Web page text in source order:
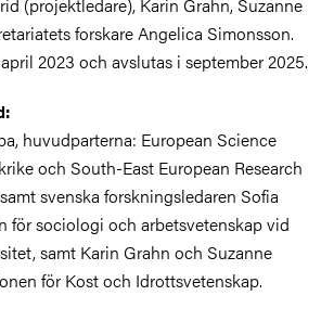
forskare Angelica Simonsson.
2023 och avslutas i september 2025.
huvudparterna: European Science
och South-East European Research
svenska forskningsledaren Sofia
för sociologi och arbetsvetenskapvid
samt Karin Grahn och Suzanne
för Kost och Idrottsvetenskap.